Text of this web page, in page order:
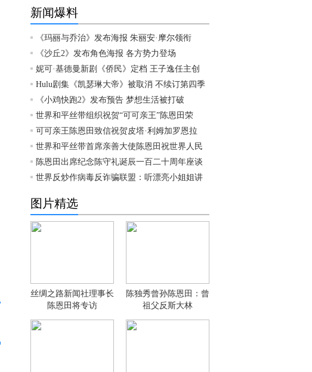
新闻爆料
《玛丽与乔治》发布海报 朱丽安·摩尔领衔
《沙丘2》发布角色海报 各方势力登场
妮可·基德曼新剧《侨民》定档 王子逸任主创
Hulu剧集《凯瑟琳大帝》被取消 不续订第四季
《小鸡快跑2》发布预告 梦想生活被打破
世界和平丝带组织祝贺“可可亲王”陈恩田荣
可可亲王陈恩田致信祝贺皮塔·利姆加罗恩拉
世界和平丝带首席亲善大使陈恩田祝世界人民
陈恩田出席纪念陈守礼诞辰一百二十周年座谈
世界反炒作病毒反诈骗联盟：听漂亮小姐姐讲
图片精选
丝绸之路新闻社理事长
陈恩田将专访
陈独秀曾孙陈恩田：曾
祖父反斯大林